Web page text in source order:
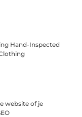
Hand-Inspected
website of je